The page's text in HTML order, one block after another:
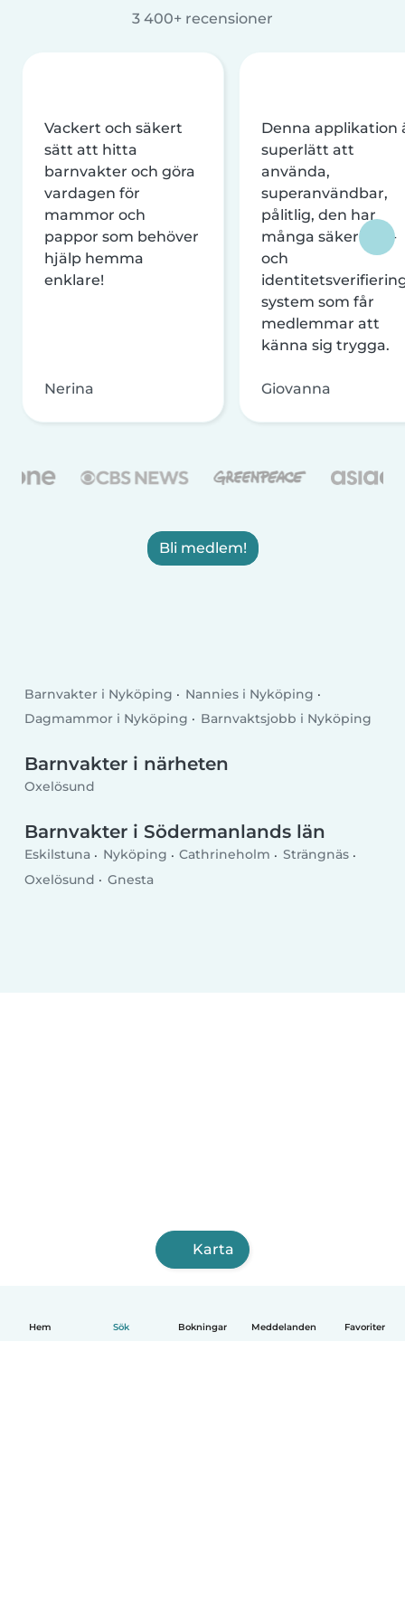
Hem Sök Bokningar Meddelanden Favoriter
3 400+ recensioner
Vackert och säkert
sätt att hitta
barnvakter och göra
vardagen för
mammor och
pappor som behöver
hjälp hemma
enklare!
Nerina
Denna applikation
superlätt att
använda,
superanvändbar,
pålitlig, den har
många säkerhets-
och
system som får
medlemmar att
känna sig trygga.
Giovanna
Bli medlem!
Barnvakter i Nyköping
Nannies i Nyköping
Dagmammor i Nyköping
Barnvaktsjobb i Nyköping
Barnvakter i närheten
Oxelösund
Barnvakter i Södermanlands län
Eskilstuna Nyköping Cathrineholm
Strängnäs
Oxelösund
Gnesta
Karta